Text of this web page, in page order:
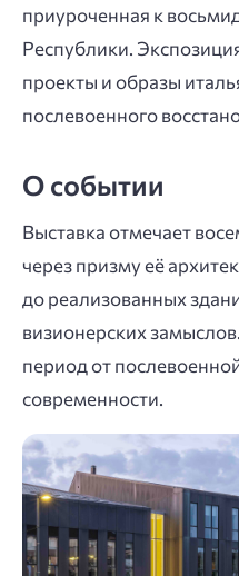
приуроченная к
Республики.
проекты и образы
послевоенного
О событии
Выставка отмечает
через призму её
до реализованных
визионерских
период от
современности.